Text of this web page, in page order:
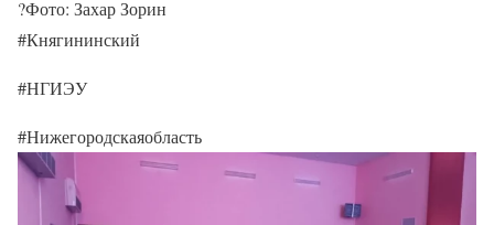
?Фото: Захар Зорин
#Княгининский
#НГИЭУ
#Нижегородскаяобласть